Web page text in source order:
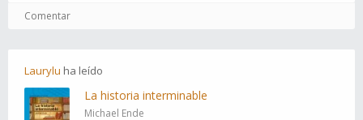
Comentar
Laurylu ha leído
La historia interminable
Michael Ende